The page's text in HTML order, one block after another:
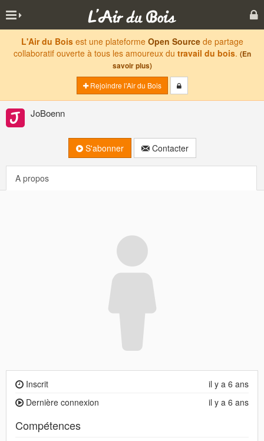
L'Air du Boisest une plateforme Open Sourcede partage
collaboratif ouverte à tous les amoureux du travail du bois. (En
savoir plus)
Rejoindre l'Air du Bois
JoBoenn
S'abonner Contacter
A propos
il y a 6 ans
Inscrit
il y a 6 ans
Dernière connexion
Compétences